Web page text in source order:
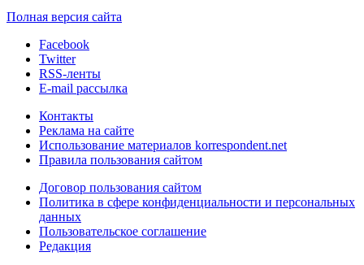
Полная версия сайта
Facebook
Twitter
RSS-ленты
E-mail рассылка
Контакты
Реклама на сайте
Использование материалов korrespondent.net
Правила пользования сайтом
Договор пользования сайтом
Политика в сфере конфиденциальности и персональных
данных
Пользовательское соглашение
Редакция